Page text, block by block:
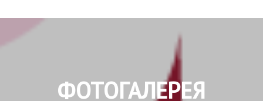
ФОТОГАЛЕРЕЯ